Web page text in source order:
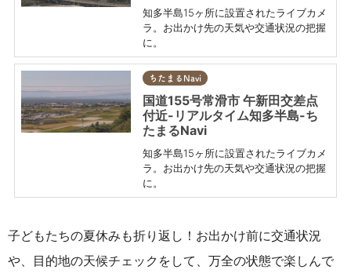
知多半島15ヶ所に設置されたライブカメ
ラ。お出かけ先の天気や交通状況の把握
に。
ちたまるNavi
国道155号常滑市 午新田交差点
付近-リアルタイム知多半島-ち
たまるNavi
知多半島15ヶ所に設置されたライブカメ
ラ。お出かけ先の天気や交通状況の把握
に。
子どもたちの夏休みも折り返し！お出かけ前に交通状況
や、目的地の天候チェックをして、万全の状態で楽しんで